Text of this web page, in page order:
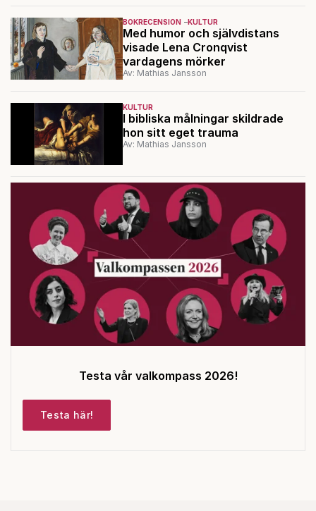
BOKRECENSION KULTUR
Med humor och självdistans
visade Lena Cronqvist
vardagens mörker
Av: Mathias Jansson
KULTUR
I bibliska målningar skildrade
hon sitt eget trauma
Av: Mathias Jansson
Testa vår valkompass 2026!
Testa här!